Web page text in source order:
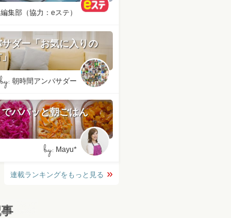
編集部（協力：eステ）
ダー「お気に入りの
」
by: 朝時間アンバサダー
パパッと朝ごはん
by: Mayu*
連載ランキングをもっと見る